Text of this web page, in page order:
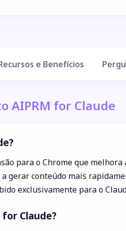
e Benefícios
AIPRM for Claude
para o Chrome que
gerar conteúdo mais
exclusivamente para o
Claude?